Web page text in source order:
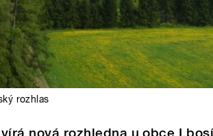
rozhlas
nová rozhledna u obce